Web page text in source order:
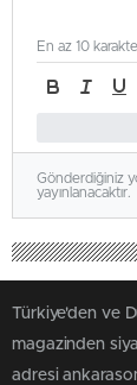
En az 10
Gönderdiğiniz
yayınlanacaktır.
Türkiye'den ve
magazinden
adresi